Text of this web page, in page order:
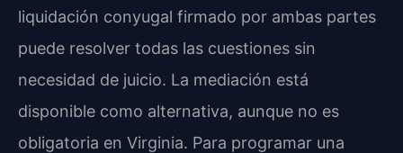
liquidación conyugal firmado por ambas partes
puede resolver todas las cuestiones sin
necesidad de juicio. La mediación está
disponible como alternativa, aunque no es
obligatoria en Virginia. Para programar una